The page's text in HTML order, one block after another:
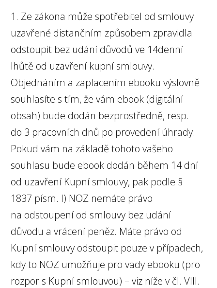
1. Ze zákona může spotřebitel od smlouvy
uzavřené distančním způsobem zpravidla
odstoupit bez udání důvodů ve 14denní
lhůtě od uzavření kupní smlouvy.
Objednáním a zaplacením ebooku výslovně
souhlasíte s tím, že vám ebook (digitální
obsah) bude dodán bezprostředně, resp.
do 3 pracovních dnů po provedení úhrady.
Pokud vám na základě tohoto vašeho
souhlasu bude ebook dodán během 14 dní
od uzavření Kupní smlouvy, pak podle §
1837 písm. l) NOZ nemáte právo
na odstoupení od smlouvy bez udání
důvodu a vrácení peněz. Máte právo od
Kupní smlouvy odstoupit pouze v případech,
kdy to NOZ umožňuje pro vady ebooku (pro
rozpor s Kupní smlouvou) – viz níže v čl. VIII.